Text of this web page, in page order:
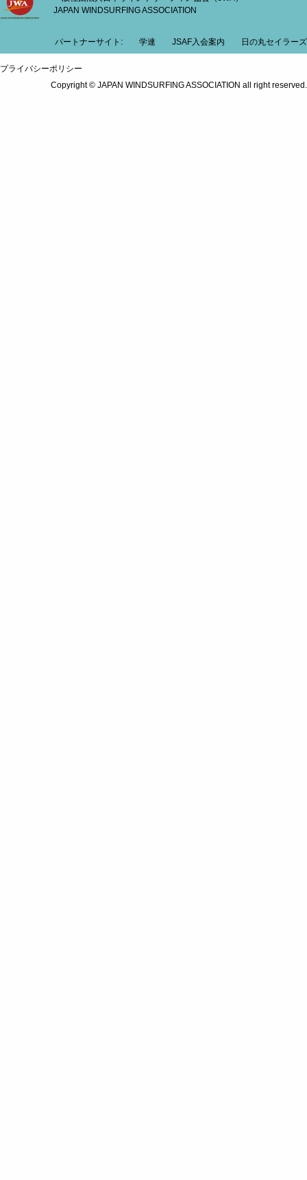
JAPAN WINDSURFING ASSOCIATION
パートナーサイト: 学連 JSAF入会案内 日の丸セイラーズ
プライバシーポリシー
Copyright © JAPAN WINDSURFING ASSOCIATION all right reserved.